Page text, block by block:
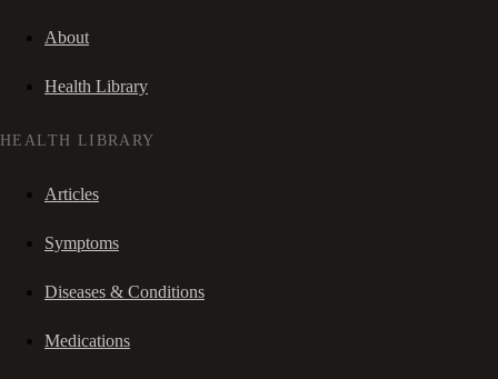
About
Health Library
HEALTH LIBRARY
Articles
Symptoms
Diseases & Conditions
Medications